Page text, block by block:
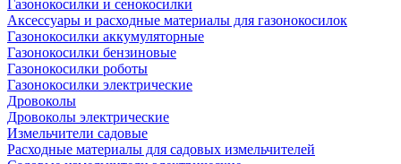
Газонокосилки и сенокосилки
Аксессуары и расходные материалы для газонокосилок
Газонокосилки аккумуляторные
Газонокосилки бензиновые
Газонокосилки роботы
Газонокосилки электрические
Дровоколы
Дровоколы электрические
Измельчители садовые
Расходные материалы для садовых измельчителей